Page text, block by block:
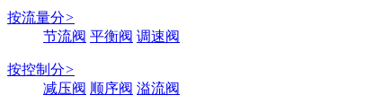
按流量分>
节流阀 平衡阀 调速阀
按控制分>
减压阀 顺序阀 溢流阀